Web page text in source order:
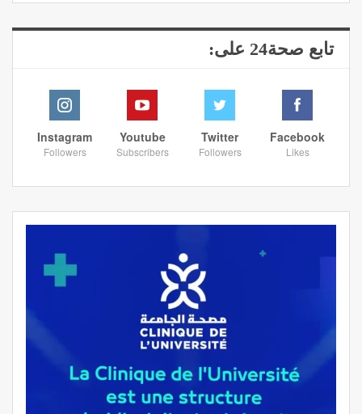
تابع صحة24 على:
Facebook
Likes
Twitter
Followers
Youtube
Subscribers
Instagram
Followers